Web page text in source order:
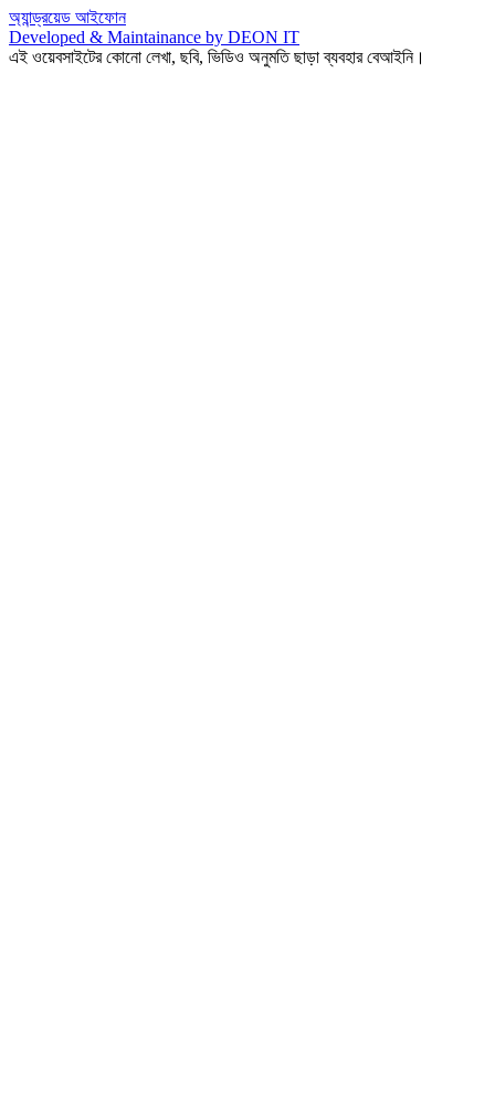
অ্যান্ড্রয়েড আইফোন
Developed & Maintainance by DEON IT
এই ওয়েবসাইটের কোনো লেখা, ছবি, ভিডিও অনুমতি ছাড়া ব্যবহার বেআইনি।